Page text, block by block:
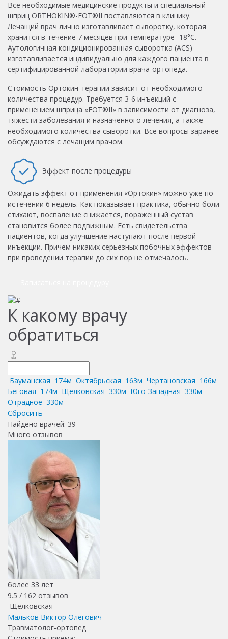
Все необходимые медицинские продукты и специальный
шприц ORTHOKIN®-EOT®II поставляются в клинику.
Лечащий врач лично изготавливает сыворотку, которая
хранится в течение 7 месяцев при температуре -18°С.
Аутологичная кондиционированная сыворотка (ACS)
изготавливается индивидуально для каждого пациента в
сертифицированной лаборатории врача-ортопеда.
Стоимость Ортокин-терапии зависит от необходимого
количества процедур. Требуется 3-6 инъекций с
применением шприца «EOT®II» в зависимости от диагноза,
тяжести заболевания и назначенного лечения, а также
необходимого количества сыворотки. Все вопросы заранее
обсуждаются с лечащим врачом.
Эффект после процедуры
Ожидать эффект от применения «Ортокин» можно уже по
истечении 6 недель. Как показывает практика, обычно боли
стихают, воспаление снижается, пораженный сустав
становится более подвижным. Есть свидетельства
пациентов, когда улучшение наступают после первой
инъекции. Причем никаких серьезных побочных эффектов
при проведении терапии до сих пор не отмечалось.
К какому врачу
обратиться
Бауманская 174м Октябрьская 163м Чертановская 166м
Беговая 174м Щёлковская 330м Юго-Западная 330м
Отрадное 330м
Сбросить
Найдено врачей: 39
Много отзывов
более 33 лет
9.5 / 162 отзывов
Щёлковская
Мальков Виктор Олегович
Травматолог-ортопед